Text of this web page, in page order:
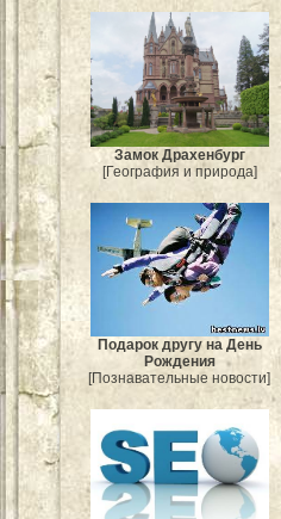
Замок Драхенбург
[География и природа]
Подарок другу на День
Рождения
[Познавательные новости]